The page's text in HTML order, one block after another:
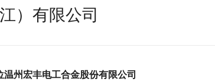
江）有限公司
温州宏丰电工合金股份有限公司